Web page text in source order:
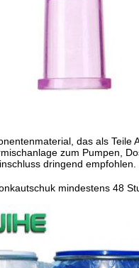
das als Teile
zum Pumpen,
dringend empfohlen.
mindestens 48